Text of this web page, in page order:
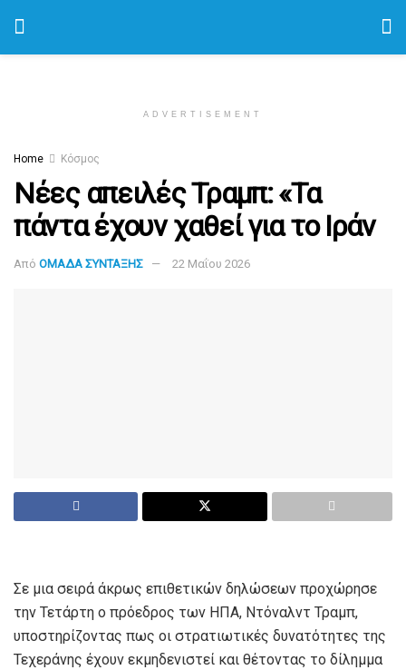
ADVERTISEMENT
Home Κόσμος
Νέες απειλές Τραμπ: «Τα
πάντα έχουν χαθεί για το Ιράν
Από ΟΜΑΔΑ ΣΥΝΤΑΞΗΣ 22 Μαΐου 2026
Σε μια σειρά άκρως επιθετικών δηλώσεων προχώρησε
την Τετάρτη ο πρόεδρος των ΗΠΑ, Ντόναλντ Τραμπ,
υποστηρίζοντας πως οι στρατιωτικές δυνατότητες της
Τεχεράνης έχουν εκμηδενιστεί και θέτοντας το δίλημμα